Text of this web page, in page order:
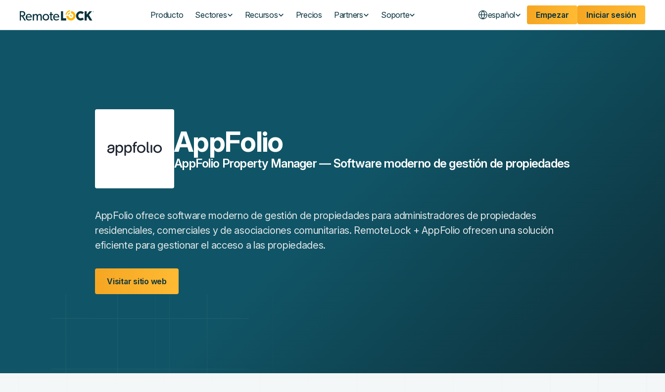
Página
de
Producto Sectores Recursos Precios Partners Soporte español Empezar Iniciar sesión
AppFolio
AppFolio Property Manager — Software moderno de gestión de propiedades
AppFolio ofrece software moderno de gestión de propiedades para administradores de propiedades
residenciales, comerciales y de asociaciones comunitarias. RemoteLock + AppFolio ofrecen una solución
eficiente para gestionar el acceso a las propiedades.
Visitar sitio web